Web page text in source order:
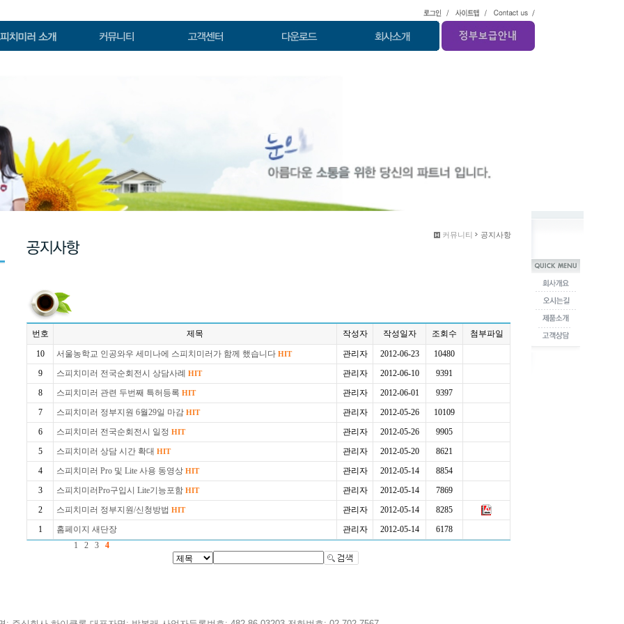
커뮤니티 공지사항
번호 제목 작성자 작성일자 조회수 첨부파일
10 서울농학교 인공와우 세미나에 스피치미러가 함께 했습니다 HIT 관리자 2012-06-23
10480
9
스피치미러 전국순회전시 상담사례 HIT 관리자 2012-06-10
9391
8
스피치미러 관련 두번째 특허등록 HIT 관리자 2012-06-01
9397
7
스피치미러 정부지원 6월29일 마감 HIT 관리자 2012-05-26
10109
6
스피치미러 전국순회전시 일정 HIT 관리자 2012-05-26
9905
5
스피치미러 상담 시간 확대 HIT 관리자 2012-05-20
8621
4
스피치미러 Pro 및 Lite 사용 동영상 HIT 관리자 2012-05-14
8854
3
스피치미러Pro구입시 Lite기능포함 HIT 관리자 2012-05-14
7869
2
스피치미러 정부지원/신청방법 HIT 관리자 2012-05-14
8285
1
홈페이지 새단장 관리자 2012-05-14
6178
1
2 3 4